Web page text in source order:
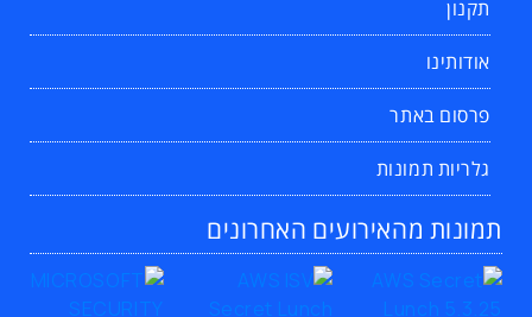
תקנון
אודותינו
פרסום באתר
גלריות תמונות
תמונות מהאירועים האחרונים